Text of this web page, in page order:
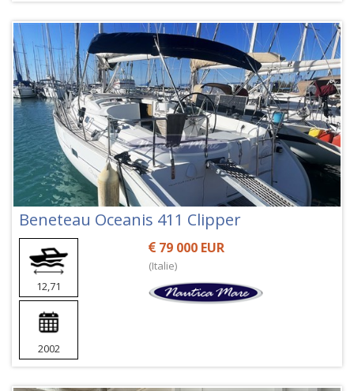
Beneteau Oceanis 411 Clipper
12,71
2002
79 000 EUR
(Italie)